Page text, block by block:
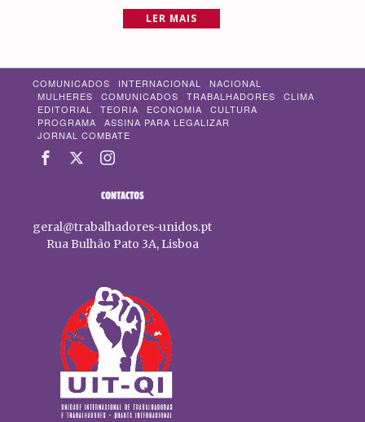
LER MAIS
COMUNICADOS INTERNACIONAL
NACIONAL
MULHERES
COMUNICADOS TRABALHADORES
CLIMA
EDITORIAL
TEORIA ECONOMIA
CULTURA
PROGRAMA
ASSINA PARA LEGALIZAR
JORNAL COMBATE
CONTACTOS
geral@trabalhadores-unidos.pt
Rua Bulhão Pato 3A, Lisboa